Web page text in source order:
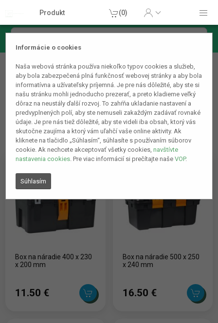
Informácie o cookies
Naša webová stránka používa niekoľko typov cookies a služieb,
aby bola zabezpečená plná funkčnosť webovej stránky a aby bola
informatívna a užívateľsky príjemná. Je pre nás dôležité, aby ste si
našu stránku mohli jednoducho prezerať, a preto kladieme veľký
dôraz na neustály ďalší rozvoj. To zahŕňa ukladanie nastavení a
predvyplnených polí, aby ste nemuseli zakaždým zadávať rovnaké
údaje. Je pre nás tiež dôležité, aby ste videli iba obsah, ktorý vás
skutočne zaujíma a ktorý vám uľahčí vaše online aktivity. Ak
kliknete na tlačidlo „Súhlasím“, súhlasíte s používaním súborov
cookie. Ak nechcete akceptovať všetky cookies,navštívte
nastavenia cookies. Pre viac informácií si prečítajte našeVOP.
Súhlasím
Produkt (0)
Plastové tašky, boxy
Box na náradie 400 x 230
x 200 mm
11.50 ‎€
Box na náradie 500 x 250
x 240 mm
16.50 ‎€